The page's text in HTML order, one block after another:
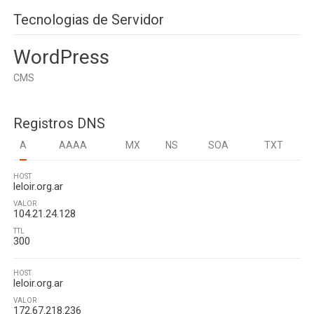
Tecnologias de Servidor
WordPress
CMS
Registros DNS
A AAAA MX NS SOA TXT
HOST
leloir.org.ar
VALOR
104.21.24.128
TTL
300
HOST
leloir.org.ar
VALOR
172.67.218.236